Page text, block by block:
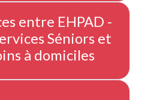
entre EHPAD -
Séniors et
à domiciles